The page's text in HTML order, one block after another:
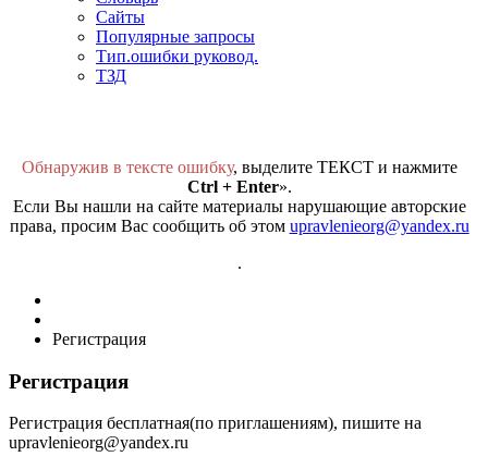
Сайты
Популярные запросы
Тип.ошибки руковод.
ТЗД
Обнаружив в тексте ошибку, выделите ТЕКСТ и нажмите
Ctrl + Enter».
Если Вы нашли на сайте материалы нарушающие авторские
права, просим Вас сообщить об этом upravlenieorg@yandex.ru
.
Регистрация
Регистрация
Регистрация бесплатная(по приглашениям), пишите на
upravlenieorg@yandex.ru